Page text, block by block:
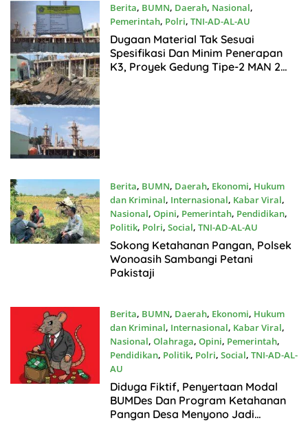
Berita, BUMN, Daerah, Nasional,
Pemerintah, Polri, TNI-AD-AL-AU
Juli12, 2026
Dugaan Material Tak Sesuai
Spesifikasi Dan Minim Penerapan
K3, Proyek Gedung Tipe-2 MAN 2
Berita, BUMN, Daerah, Ekonomi, Hukum
dan Kriminal, Internasional, Kabar Viral,
Nasional, Opini, Pemerintah, Pendidikan,
Politik, Polri, Social, TNI-AD-AL-AU
Juli11, 2026
Sokong Ketahanan Pangan, Polsek
Wonoasih Sambangi Petani
Pakistaji
Berita, BUMN, Daerah, Ekonomi, Hukum
dan Kriminal, Internasional, Kabar Viral,
Nasional, Olahraga, Opini, Pemerintah,
Pendidikan, Politik, Polri, Social, TNI-AD-AL-
AU
Juli8, 2026
Diduga Fiktif, Penyertaan Modal
BUMDes Dan Program Ketahanan
Pangan Desa Menyono Jadi